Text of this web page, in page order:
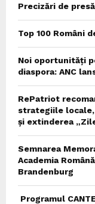
Precizări de presă
Top 100 Români
Noi oportunități
diaspora: ANC
RePatriot
strategiile
și extinderea
Semnarea
Academia
Brandenburg
Programul